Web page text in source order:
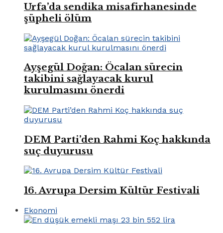
Urfa’da sendika misafirhanesinde
şüpheli ölüm
Ayşegül Doğan: Öcalan sürecin
takibini sağlayacak kurul
kurulmasını önerdi
DEM Parti’den Rahmi Koç hakkında
suç duyurusu
16. Avrupa Dersim Kültür Festivali
Ekonomi